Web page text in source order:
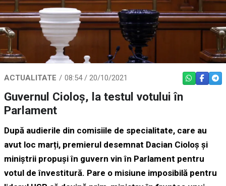
ACTUALITATE 08:54 / 20/10/2021 WHATSAPP
Guvernul Cioloș, la testul votului în
Parlament
După audierile din comisiile de specialitate, care au
avut loc marți, premierul desemnat Dacian Cioloș și
miniștrii propuși în guvern vin în Parlament pentru
votul de învestitură. Pare o misiune imposibilă pentru